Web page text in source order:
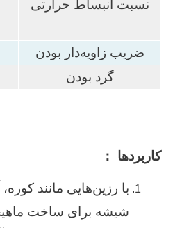
نسبت انبساط حرارتی
ضریب زاویه‌دار بودن
گرد بودن
کاربردها：
با رزین‌هایی مانند کوره،
شیشه برای ساخت ماهیچه